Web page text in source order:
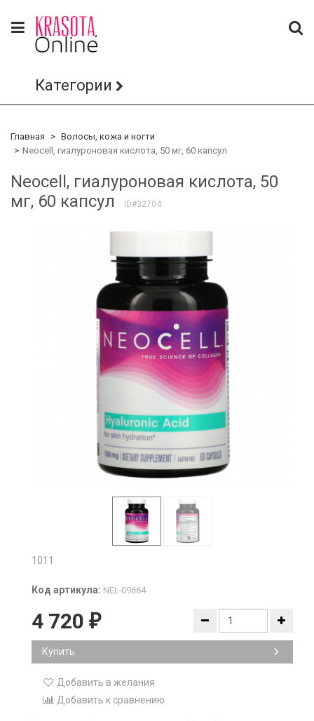
Категории
Главная
Волосы, кожа и ногти
Neocell, гиалуроновая кислота, 50 мг, 60 капсул
Neocell, гиалуроновая кислота, 50
мг, 60 капсул
ID#32704
1011
Код артикула: NEL-09664
4 720 ₽
Купить
Добавить в желания
Добавить к сравнению